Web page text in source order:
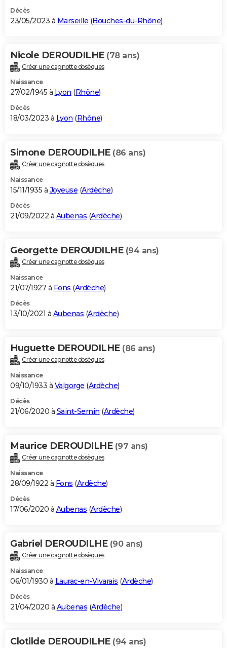
Décès
23/05/2023 à Marseille (Bouches-du-Rhône)
Nicole DEROUDILHE (78 ans)
Créer une cagnotte obsèques
Naissance
27/02/1945 à Lyon (Rhône)
Décès
18/03/2023 à Lyon (Rhône)
Simone DEROUDILHE (86 ans)
Créer une cagnotte obsèques
Naissance
15/11/1935 à Joyeuse (Ardèche)
Décès
21/09/2022 à Aubenas (Ardèche)
Georgette DEROUDILHE (94 ans)
Créer une cagnotte obsèques
Naissance
21/07/1927 à Fons (Ardèche)
Décès
13/10/2021 à Aubenas (Ardèche)
Huguette DEROUDILHE (86 ans)
Créer une cagnotte obsèques
Naissance
09/10/1933 à Valgorge (Ardèche)
Décès
21/06/2020 à Saint-Sernin (Ardèche)
Maurice DEROUDILHE (97 ans)
Créer une cagnotte obsèques
Naissance
28/09/1922 à Fons (Ardèche)
Décès
17/06/2020 à Aubenas (Ardèche)
Gabriel DEROUDILHE (90 ans)
Créer une cagnotte obsèques
Naissance
06/01/1930 à Laurac-en-Vivarais (Ardèche)
Décès
21/04/2020 à Aubenas (Ardèche)
Clotilde DEROUDILHE (94 ans)